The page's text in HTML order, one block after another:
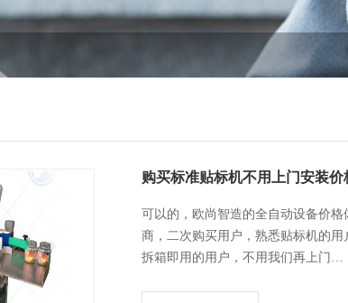
购买标准贴标机不用上门安装价
可以的，欧尚智造的全自动设备价
商，二次购买用户，熟悉贴标机的
拆箱即用的用户，不用我们再上门…